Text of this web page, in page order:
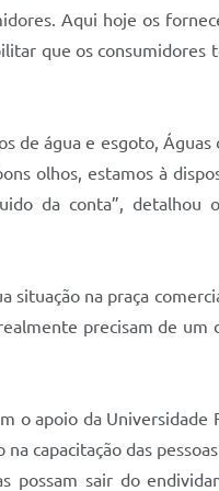
. Aqui hoje os
que os consumidores
de água e esgoto, Águas
olhos, estamos à
da conta”, detalhou
situação na praça
precisam de um
o apoio da Universidade
capacitação das
possam sair do